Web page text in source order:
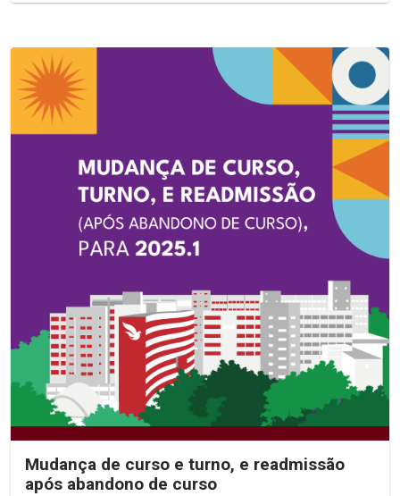
Mudança de curso e turno, e readmissão
após abandono de curso